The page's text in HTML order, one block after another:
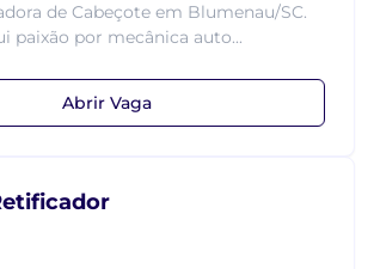
de Cabeçote em Blumenau/SC.
paixão por mecânica auto...
Abrir Vaga